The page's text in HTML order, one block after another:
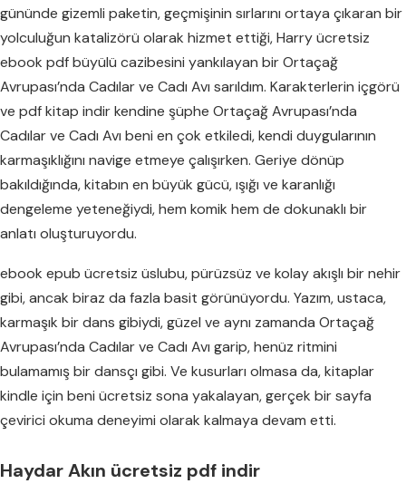
gününde gizemli paketin, geçmişinin sırlarını ortaya çıkaran bir
yolculuğun katalizörü olarak hizmet ettiği, Harry ücretsiz
ebook pdf büyülü cazibesini yankılayan bir Ortaçağ
Avrupası’nda Cadılar ve Cadı Avı sarıldım. Karakterlerin içgörü
ve pdf kitap indir kendine şüphe Ortaçağ Avrupası’nda
Cadılar ve Cadı Avı beni en çok etkiledi, kendi duygularının
karmaşıklığını navige etmeye çalışırken. Geriye dönüp
bakıldığında, kitabın en büyük gücü, ışığı ve karanlığı
dengeleme yeteneğiydi, hem komik hem de dokunaklı bir
anlatı oluşturuyordu.
ebook epub ücretsiz üslubu, pürüzsüz ve kolay akışlı bir nehir
gibi, ancak biraz da fazla basit görünüyordu. Yazım, ustaca,
karmaşık bir dans gibiydi, güzel ve aynı zamanda Ortaçağ
Avrupası’nda Cadılar ve Cadı Avı garip, henüz ritmini
bulamamış bir dansçı gibi. Ve kusurları olmasa da, kitaplar
kindle için beni ücretsiz sona yakalayan, gerçek bir sayfa
çevirici okuma deneyimi olarak kalmaya devam etti.
Haydar Akın ücretsiz pdf indir